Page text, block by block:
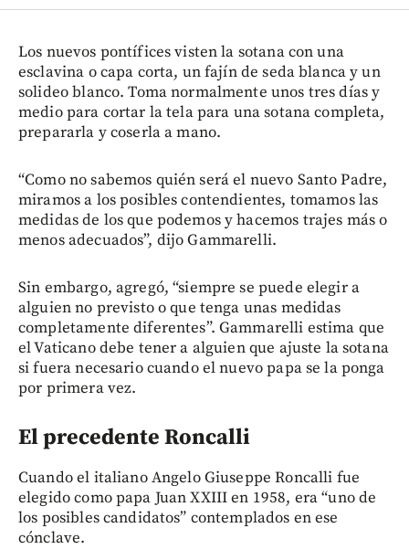
Los nuevos pontífices visten la sotana con una
esclavina o capa corta, un fajín de seda blanca y un
solideo blanco. Toma normalmente unos tres días y
medio para cortar la tela para una sotana completa,
prepararla y coserla a mano.
“Como no sabemos quién será el nuevo Santo Padre,
miramos a los posibles contendientes, tomamos las
medidas de los que podemos y hacemos trajes más o
menos adecuados”, dijo Gammarelli.
Sin embargo, agregó, “siempre se puede elegir a
alguien no previsto o que tenga unas medidas
completamente diferentes”. Gammarelli estima que
el Vaticano debe tener a alguien que ajuste la sotana
si fuera necesario cuando el nuevo papa se la ponga
por primera vez.
El precedente Roncalli
Cuando el italiano Angelo Giuseppe Roncalli fue
elegido como papa Juan XXIII en 1958, era “uno de
los posibles candidatos” contemplados en ese
cónclave.